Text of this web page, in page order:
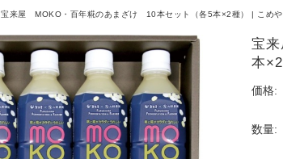
宝来屋 MOKO・百年糀のあまざけ 10本セット（各5本×2種） | こめや
宝
本
価格:
数量: